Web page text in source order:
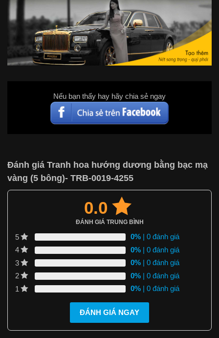
Nếu bạn thấy hay hãy chia sẻ ngay
Đánh giá Tranh hoa hướng dương bằng bạc mạ
vàng (5 bông)- TRB-0019-4255
0.0
ĐÁNH GIÁ TRUNG BÌNH
5 0% | 0 đánh giá
4
0% | 0 đánh giá
3
0% | 0 đánh giá
2
0% | 0 đánh giá
1
0% | 0 đánh giá
ĐÁNH GIÁ NGAY